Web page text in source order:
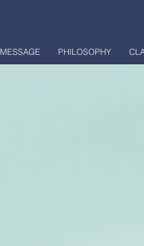
MESSAGE PHILOSOPHY